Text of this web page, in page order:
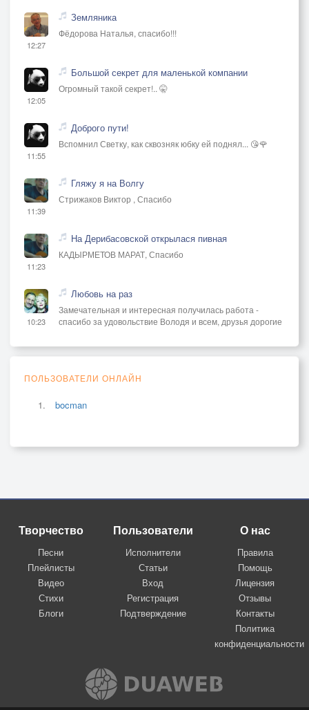
12:27
Земляника
Фёдорова Наталья, спасибо!!!
12:05
Большой секрет для маленькой компании
Огромный такой секрет!.. 🤫
11:55
Доброго пути!
Вспомнил Светку, как сквозняк юбку ей поднял... 😘🌹
11:39
Гляжу я на Волгу
Стрижаков Виктор , Спасибо
11:23
На Дерибасовской открылася пивная
КАДЫРМЕТОВ МАРАТ, Спасибо
10:23
Любовь на раз
Замечательная и интересная получилась работа -
спасибо за удовольствие Володя и всем, друзья дорогие
ПОЛЬЗОВАТЕЛИ ОНЛАЙН
bocman
Творчество
Песни
Плейлисты
Видео
Стихи
Блоги
Пользователи
Исполнители
Статьи
Вход
Регистрация
Подтверждение
О нас
Правила
Помощь
Лицензия
Отзывы
Контакты
Политика
конфиденциальности